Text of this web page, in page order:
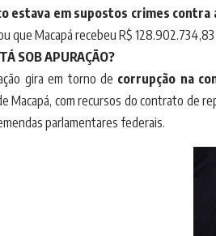
estava em supostos crimes
que Macapá recebeu R$
SOB APURAÇÃO?
gira em torno de corrupção na
Macapá, com recursos do contrato de
parlamentares federais.